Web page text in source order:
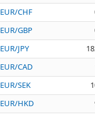
EUR/CHF
EUR/GBP
EUR/JPY
EUR/CAD
EUR/SEK
EUR/HKD